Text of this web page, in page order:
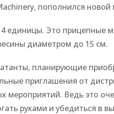
пополнился новой
единицы. Это прицепные
диаметром до 15 см.
планирующие
приглашения от
мероприятий. Ведь это
руками и убедиться в